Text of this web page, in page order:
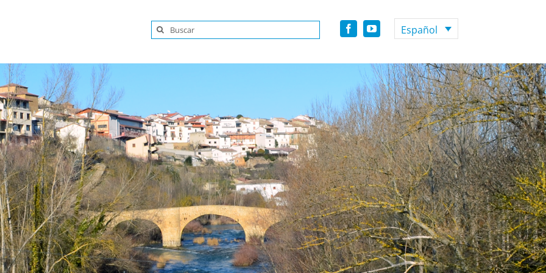
Buscar: Español